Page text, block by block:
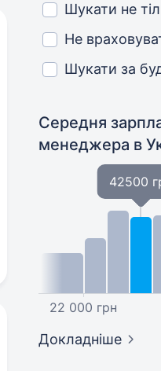
Шукати не
Не
Шукати за
Середня
менеджера в
22 000 грн
42500
Докладніше